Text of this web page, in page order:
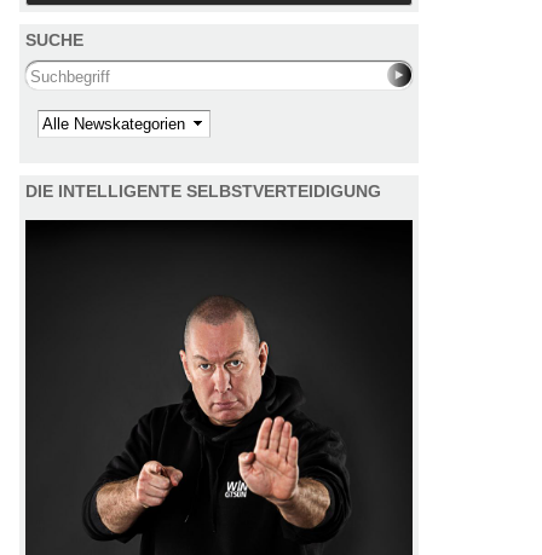
SUCHE
Search this site
Kategorie
DIE INTELLIGENTE SELBSTVERTEIDIGUNG